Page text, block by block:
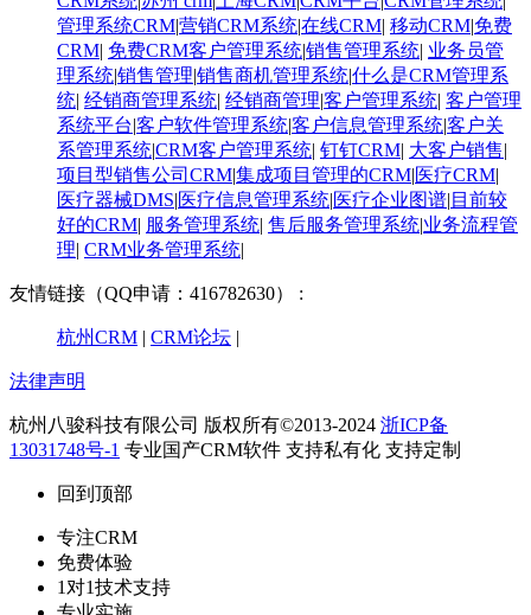
管理系统CRM|营销CRM系统|在线CRM| 移动CRM|免费
CRM| 免费CRM客户管理系统|销售管理系统| 业务员管
理系统|销售管理|销售商机管理系统|什么是CRM管理系
统| 经销商管理系统| 经销商管理|客户管理系统| 客户管理
系统平台|客户软件管理系统|客户信息管理系统|客户关
系管理系统|CRM客户管理系统| 钉钉CRM| 大客户销售|
项目型销售公司CRM|集成项目管理的CRM|医疗CRM|
医疗器械DMS|医疗信息管理系统|医疗企业图谱| ​目前较
好的CRM| 服务管理系统| 售后服务管理系统|业务流程管
理| CRM业务管理系统|
友情链接（QQ申请：416782630） :
杭州CRM | CRM论坛 |
法律声明
杭州八骏科技有限公司 版权所有©2013-2024 浙ICP备
13031748号-1 专业国产CRM软件 支持私有化 支持定制
回到顶部
专注CRM
免费体验
1对1技术支持